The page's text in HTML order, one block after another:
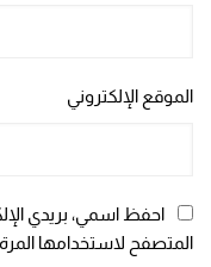
الموقع الإلكتروني
احفظ اسمي، بريدي
المتصفح لاستخدامها